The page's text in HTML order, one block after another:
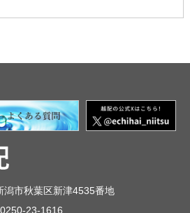
市秋葉区新津4535番地
23-1616